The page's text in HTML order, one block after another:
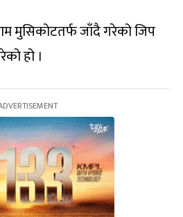
मुसिकोटतर्फ जाँदै गरेको जिप
हो ।